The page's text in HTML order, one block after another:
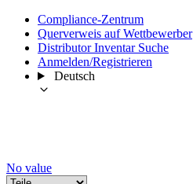
Compliance-Zentrum
Querverweis auf Wettbewerber
Distributor Inventar Suche
Anmelden/Registrieren
Deutsch
No value